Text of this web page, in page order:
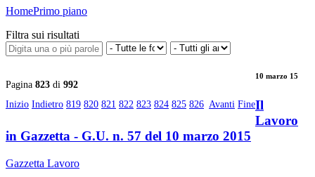
HomePrimo piano
Filtra sui risultati
Pagina 823 di 992
Inizio Indietro 819 820 821 822 823 824 825 826 Avanti Fine
10 marzo 15
Il
Lavoro
in Gazzetta - G.U. n. 57 del 10 marzo 2015
Gazzetta Lavoro